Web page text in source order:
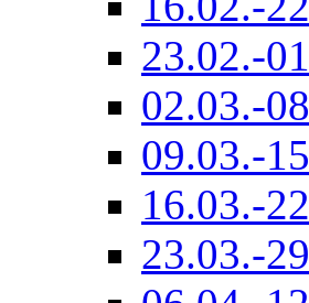
23.02.-
02.03.-
09.03.-
16.03.-
23.03.-